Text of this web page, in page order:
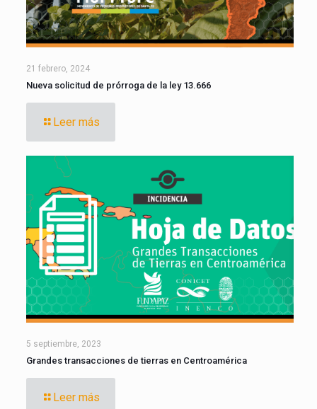
21 febrero, 2024
Nueva solicitud de prórroga de la ley 13.666
Leer más
5 septiembre, 2023
Grandes transacciones de tierras en Centroamérica
Leer más